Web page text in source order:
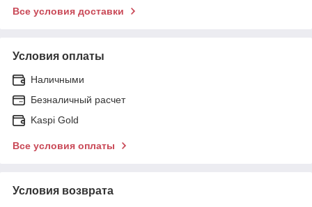
Все условия доставки
Условия оплаты
Наличными
Безналичный расчет
Kaspi Gold
Все условия оплаты
Условия возврата